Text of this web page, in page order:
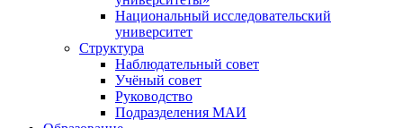
Национальный исследовательский
университет
Структура
Наблюдательный совет
Учёный совет
Руководство
Подразделения МАИ